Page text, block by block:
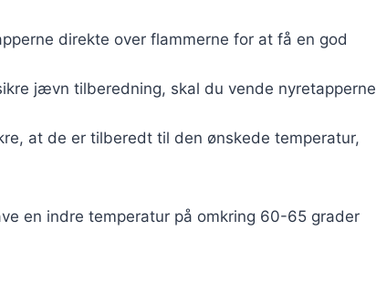
direkte over flammerne for at få en god
jævn tilberedning, skal du vende nyretapperne
at de er tilberedt til den ønskede temperatur,
en indre temperatur på omkring 60-65 grader